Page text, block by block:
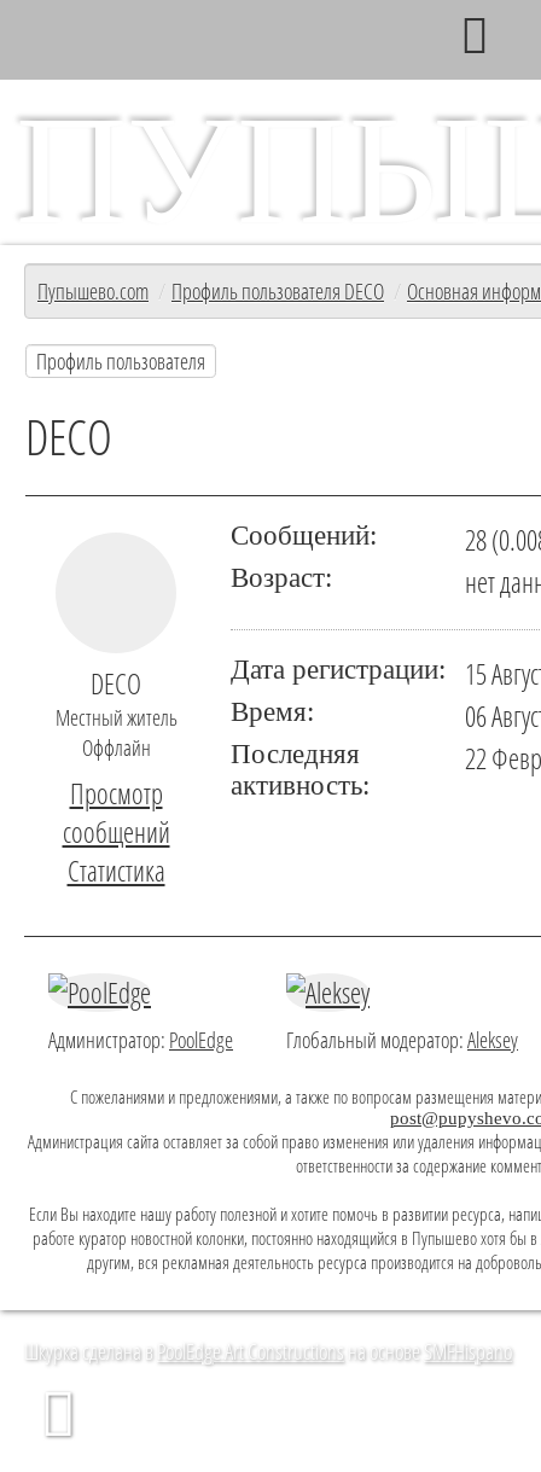
Главный информационный ресурс с/т Пупышево
Главная
Пупышево.com / Профиль пользователя DECO / Основная
Профиль пользователя
DECO
DECO
Местный житель
Оффлайн
Просмотр
сообщений
Статистика
Сообщений: 28
Возраст: нет
Дата регистрации: 15
Время: 06
Последняя
активность:
22
Администратор: PoolEdge Глобальный модератор:Aleksey
C пожеланиями и предложениями, а также по вопросам размещения
Администрация сайта оставляет за собой право изменения или удаления
ответственности за содержание
Если Вы находите нашу работу полезной и хотите помочь в развитии ресурса,
работе куратор новостной колонки, постоянно находящийся в Пупышево хотя бы
другим, вся рекламная деятельность ресурса производится на
Шкурка сделана в PoolEdge Art Constructions на основеSMFHispano